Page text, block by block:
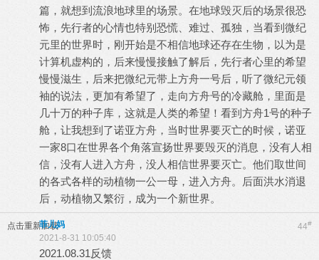
篇，就想到流浪地球里的场景。在地球毁灭后的场景很恐
怖，先行者的心情也特别恐慌、难过、孤独，当看到微纪
元里的世界时，刚开始是不相信地球还存在生物，以为是
计算机虚构的，后来慢慢接触了解后，先行者心里的希望
慢慢滋生，后来把微纪元带上方舟一号后，听了微纪元领
袖的说法，更加有希望了，走向方舟号的冷藏舱，里面是
几十万的种子库，这就是人类的希望！看到方舟1号的种子
舱，让我想到了诺亚方舟，当时世界要灭亡的时候，诺亚
一家8口在世界各个角落宣扬世界要毁灭的消息，没有人相
信，没有人进入方舟，没人相信世界要灭亡。他们取世间
的各式各样的动植物一公一母，进入方舟。后面洪水消退
后，动植物又繁衍，成为一个新世界。
点击重新加载 44#
菲儿妈
2021-8-31 10:05:40
2021.08.31反馈